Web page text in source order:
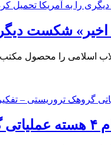
شکست
اسلامی را محصول